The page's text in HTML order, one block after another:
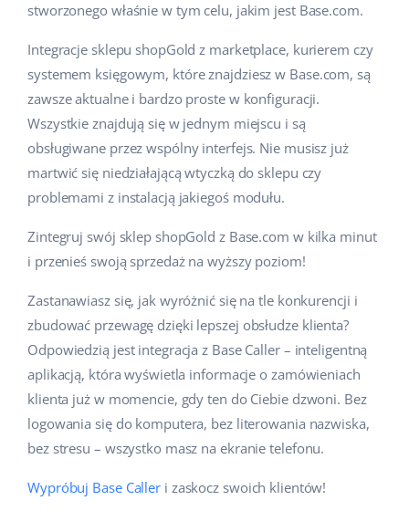
stworzonego właśnie w tym celu, jakim jest Base.com.
Integracje sklepu shopGold z marketplace, kurierem czy
systemem księgowym, które znajdziesz w Base.com, są
zawsze aktualne i bardzo proste w konfiguracji.
Wszystkie znajdują się w jednym miejscu i są
obsługiwane przez wspólny interfejs. Nie musisz już
martwić się niedziałającą wtyczką do sklepu czy
problemami z instalacją jakiegoś modułu.
Zintegruj swój sklep shopGold z Base.com w kilka minut
i przenieś swoją sprzedaż na wyższy poziom!
Zastanawiasz się, jak wyróżnić się na tle konkurencji i
zbudować przewagę dzięki lepszej obsłudze klienta?
Odpowiedzią jest integracja z Base Caller – inteligentną
aplikacją, która wyświetla informacje o zamówieniach
klienta już w momencie, gdy ten do Ciebie dzwoni. Bez
logowania się do komputera, bez literowania nazwiska,
bez stresu – wszystko masz na ekranie telefonu.
Wypróbuj Base Caller i zaskocz swoich klientów!